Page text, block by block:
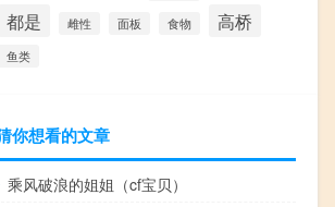
都是 雌性 面板 食物 高桥
鱼类
你想看的文章
乘风破浪的姐姐（cf宝贝）